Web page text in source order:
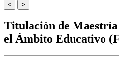
< >
Titulación de Maestría
el Ámbito Educativo